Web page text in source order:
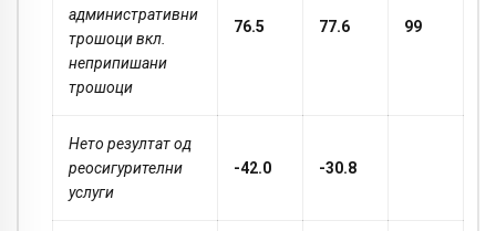
административни
трошоци вкл.
неприпишани
трошоци
76.5 77.6 99
Нето резултат од
реосигурителни
услуги
-42.0 -30.8